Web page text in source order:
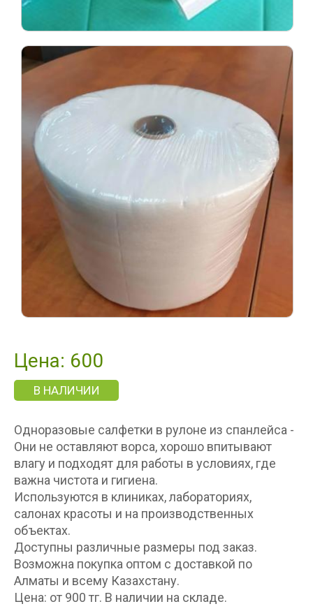
Цена: 600
В НАЛИЧИИ
Одноразовые салфетки в рулоне из спанлейса -
Они не оставляют ворса, хорошо впитывают
влагу и подходят для работы в условиях, где
важна чистота и гигиена.
Используются в клиниках, лабораториях,
салонах красоты и на производственных
объектах.
Доступны различные размеры под заказ.
Возможна покупка оптом с доставкой по
Алматы и всему Казахстану.
Цена: от 900 тг. В наличии на складе.